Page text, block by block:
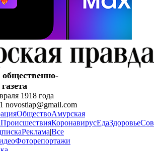
1918 года
novostiap@gmail.com
ОбществоАмурская
ПроисшествияКоронавирусЕдаЗдоровье
Реклама|Все
Фоторепортажи